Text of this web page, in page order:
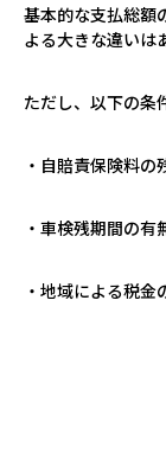
基本的な支払総額
よる大きな違いは
ただし、以下の条
・自賠責保険料
・車検残期間の
・地域による税金